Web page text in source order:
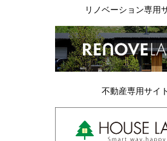
リノベーション専用
不動産専用サイト